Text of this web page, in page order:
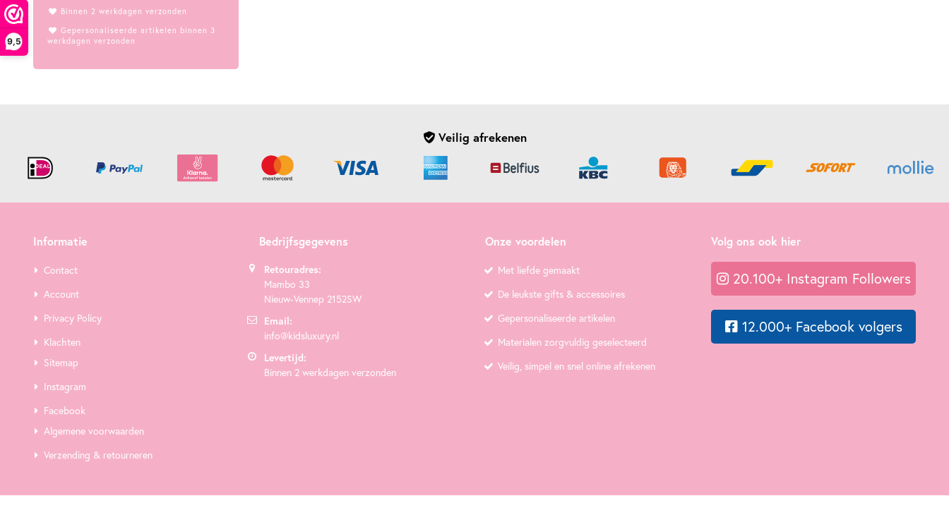
9,5
Binnen 2 werkdagen verzonden
Gepersonaliseerde artikelen binnen 3
werkdagen verzonden
Veilig afrekenen
Informatie
Contact
Account
Privacy Policy
Klachten
Sitemap
Instagram
Facebook
Algemene voorwaarden
Verzending & retourneren
Bedrijfsgegevens
Retouradres:
Mambo 33
Nieuw-Vennep 2152SW
Email:
info@kidsluxury.nl
Levertijd:
Binnen 2 werkdagen verzonden
Onze voordelen
Met liefde gemaakt
De leukste gifts & accessoires
Gepersonaliseerde artikelen
Materialen zorgvuldig geselecteerd
Veilig, simpel en snel online afrekenen
Volg ons ook hier
20.100+ Instagram Followers
12.000+ Facebook volgers